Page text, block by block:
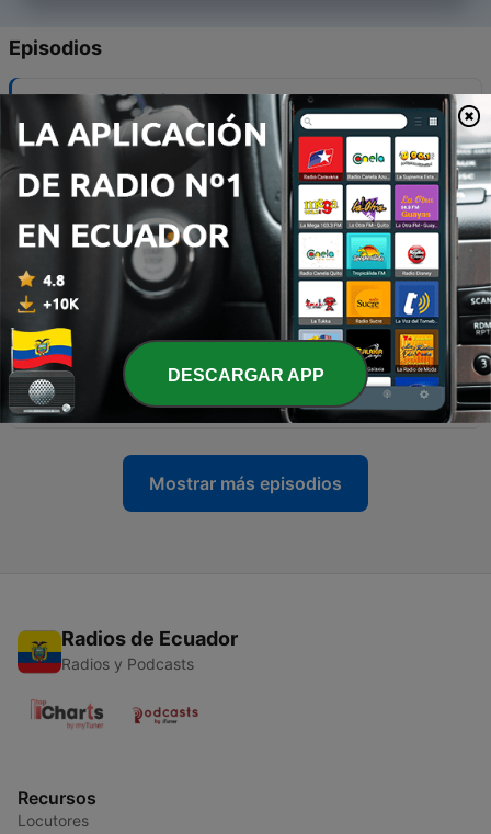
Episodios
22 - Nackt im Netz (Teil 2)
09 jun. 2026
21 - Nackt im Netz (Teil 1)
02 jun. 2026
20 - Kids ohne Skrupel (Teil 2)
26 mayo 2026
19 - Kids ohne Skrupel (Teil 1)
19 mayo 2026
18 - Eine Frau, das Netz und der Terror (Teil 2)
12 mayo 2026
Mostrar más episodios
Radios de Ecuador
Radios y Podcasts
Recursos
Locutores
DESCARGAR APP